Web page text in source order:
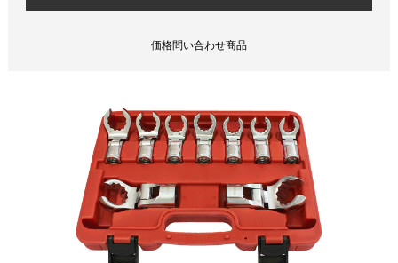
価格問い合わせ商品